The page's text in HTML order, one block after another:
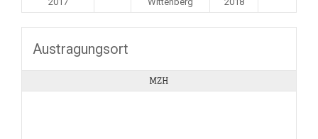
Austragungsort
MZH